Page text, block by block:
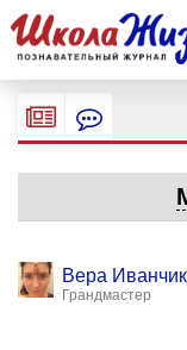
Вера
Грандмастер